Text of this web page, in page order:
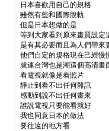
日本喜歡用自己的規格
雖然有些和國際脫軌
但是日本想做的是
等到大家看到原來畫質設定
是有其必要而且為人們帶來
他們自定的規格現在己經慢
就連台灣也是潮這個高清畫
看電視就像是看照片
靜止到看不出任何雜訊
感動到說不出任何畫來
誰說電視只要能看就好
我也同意日本的做法
要往遠的地方看